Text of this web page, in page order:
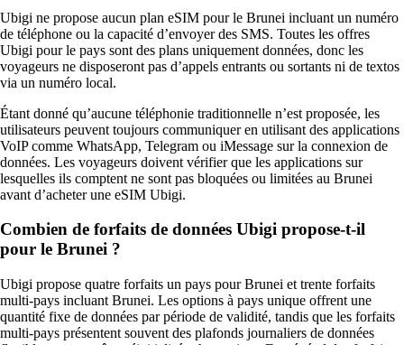
Ubigi ne propose aucun plan eSIM pour le Brunei incluant un numéro
de téléphone ou la capacité d’envoyer des SMS. Toutes les offres
Ubigi pour le pays sont des plans uniquement données, donc les
voyageurs ne disposeront pas d’appels entrants ou sortants ni de textos
via un numéro local.
Étant donné qu’aucune téléphonie traditionnelle n’est proposée, les
utilisateurs peuvent toujours communiquer en utilisant des applications
VoIP comme WhatsApp, Telegram ou iMessage sur la connexion de
données. Les voyageurs doivent vérifier que les applications sur
lesquelles ils comptent ne sont pas bloquées ou limitées au Brunei
avant d’acheter une eSIM Ubigi.
Combien de forfaits de données Ubigi propose-t-il
pour le Brunei ?
Ubigi propose quatre forfaits un pays pour Brunei et trente forfaits
multi-pays incluant Brunei. Les options à pays unique offrent une
quantité fixe de données par période de validité, tandis que les forfaits
multi-pays présentent souvent des plafonds journaliers de données